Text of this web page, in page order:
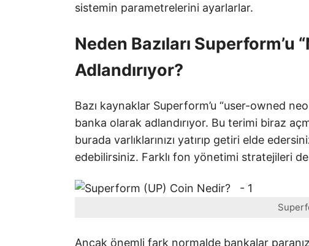
sistemin parametrelerini ayarlarlar.
Neden Bazıları Superform’u
Adlandırıyor?
Bazı kaynaklar Superform’u “user-owned
banka olarak adlandırıyor. Bu terimi biraz
burada varlıklarınızı yatırıp getiri elde
edebilirsiniz. Farklı fon yönetimi stratejileri
Ancak önemli fark normalde bankalar